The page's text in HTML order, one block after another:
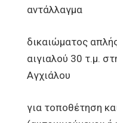
αντάλλαγμα
δικαιώματος
αιγιαλού 30 τ.μ.
Αγχιάλου
για τοποθέτηση